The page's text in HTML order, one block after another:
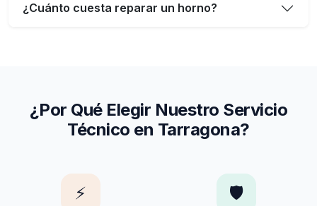
¿Cuánto cuesta reparar un horno?
¿Por Qué Elegir Nuestro Servicio
Técnico en Tarragona?
⚡ 🛡️